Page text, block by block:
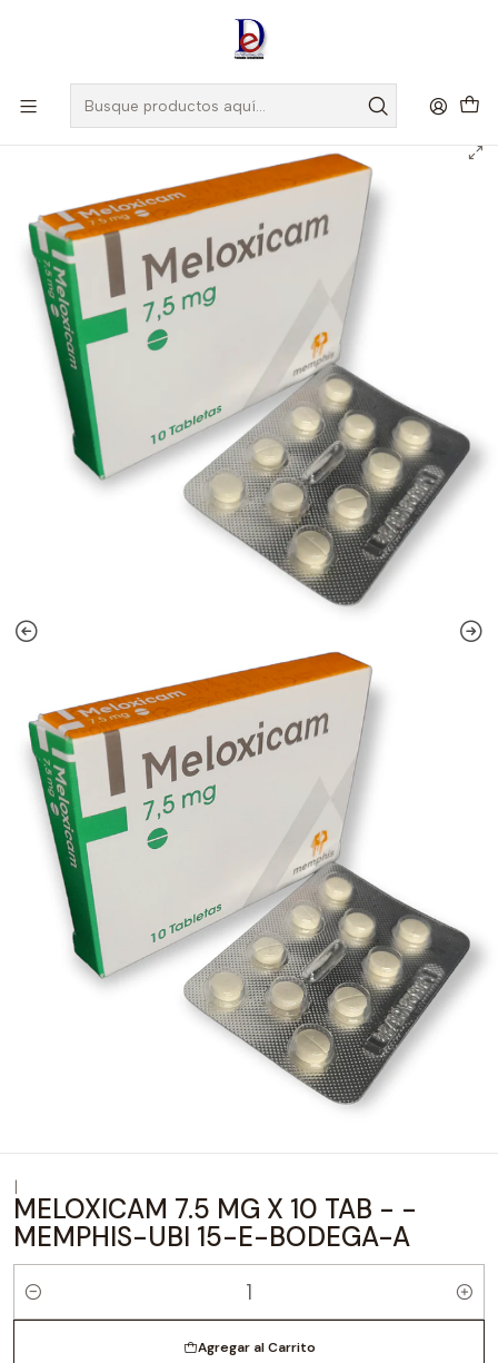
, Si eres nuevo regístrate
MELOXICAM 7.5 MG X 10 TAB - - MEMPHIS-UBI 15-E-BODEGA-A
MELOXICAM 7.5 MG X 10 TAB - -
MEMPHIS-UBI 15-E-BODEGA-A
Cantidad
Agregar al Carrito